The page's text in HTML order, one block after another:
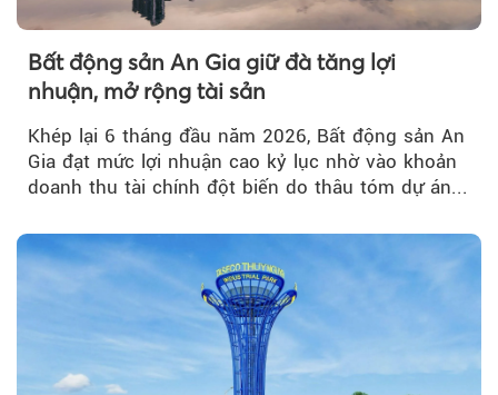
Bất động sản An Gia giữ đà tăng lợi
nhuận, mở rộng tài sản
Khép lại 6 tháng đầu năm 2026, Bất động sản An
Gia đạt mức lợi nhuận cao kỷ lục nhờ vào khoản
doanh thu tài chính đột biến do thâu tóm dự án...